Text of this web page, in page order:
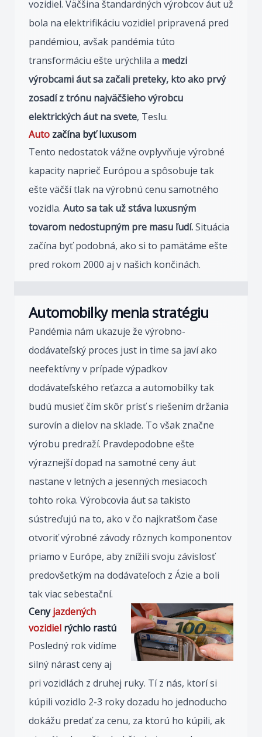
vozidiel. Väčšina štandardných výrobcov áut už
bola na elektrifikáciu vozidiel pripravená pred
pandémiou, avšak pandémia túto
transformáciu ešte urýchlila a medzi
výrobcami áut sa začali preteky, kto ako prvý
zosadí z trónu najväčšieho výrobcu
elektrických áut na svete, Teslu.
Auto začína byť luxusom
Tento nedostatok vážne ovplyvňuje výrobné
kapacity naprieč Európou a spôsobuje tak
ešte väčší tlak na výrobnú cenu samotného
vozidla. Auto sa tak už stáva luxusným
tovarom nedostupným pre masu ľudí.Situácia
začína byť podobná, ako si to pamätáme ešte
pred rokom 2000 aj v našich končinách.
Automobilky menia stratégiu
Pandémia nám ukazuje že výrobno-
dodávateľský proces just in time sa javí ako
neefektívny v prípade výpadkov
dodávateľského reťazca a automobilky tak
budú musieť čím skôr prísť s riešením držania
surovín a dielov na sklade. To však značne
výrobu predraží. Pravdepodobne ešte
výraznejší dopad na samotné ceny áut
nastane v letných a jesenných mesiacoch
tohto roka. Výrobcovia áut sa takisto
sústreďujú na to, ako v čo najkratšom čase
otvoriť výrobné závody rôznych komponentov
priamo v Európe, aby znížili svoju závislosť
predovšetkým na dodávateľoch z Ázie a boli
tak viac sebestační.
Ceny jazdených
vozidiel rýchlo rastú
Posledný rok vidíme
silný nárast ceny aj
pri vozidlách z druhej ruky. Tí z nás, ktorí si
kúpili vozidlo 2-3 roky dozadu ho jednoducho
dokážu predať za cenu, za ktorú ho kúpili, ak